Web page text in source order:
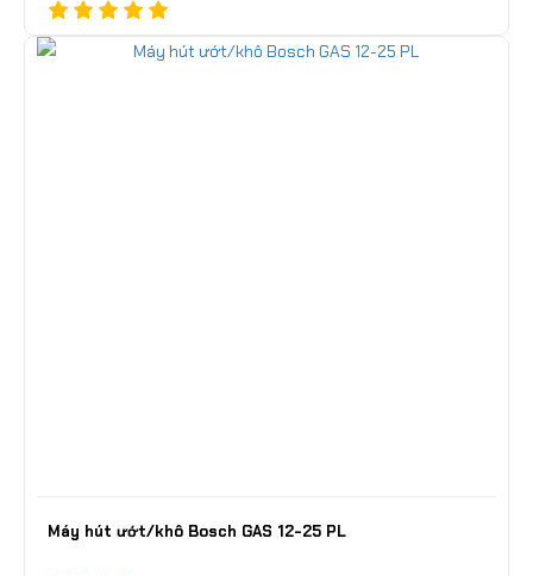
Máy hút ướt/khô Bosch GAS 12-25 PL